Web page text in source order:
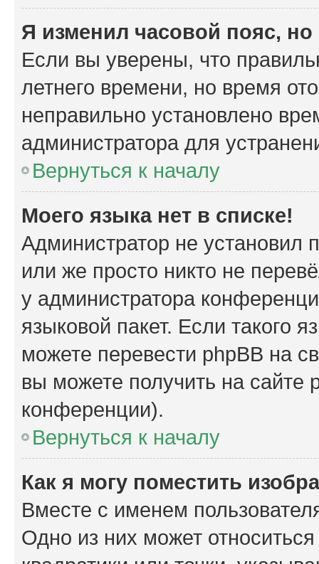
Я изменил часовой пояс,
Если вы уверены, что
летнего времени, но время
неправильно установлено
администратора для
Вернуться к началу
Моего языка нет в списке!
Администратор не установил
или же просто никто не
у администратора
языковой пакет. Если такого
можете перевести phpBB на
вы можете получить на сайте
конференции).
Вернуться к началу
Как я могу поместить
Вместе с именем
Одно из них может